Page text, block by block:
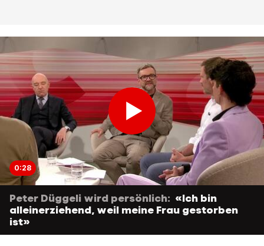
0:28
Peter Düggeli wird persönlich: «Ich bin
alleinerziehend, weil meine Frau gestorben
ist»